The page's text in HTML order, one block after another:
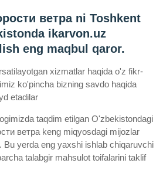
ветра ni Toshkent
ikarvon.uz
eng maqbul qaror.
xizmatlar haqida o'z fikr-
ko'pincha bizning savdo haqida
etadilar
taqdim etilgan O'zbekistondagi
ветра keng miqyosdagi mijozlar
Bu yerda eng yaxshi ishlab chiqaruvchi
talabgir mahsulot toifalarini taklif